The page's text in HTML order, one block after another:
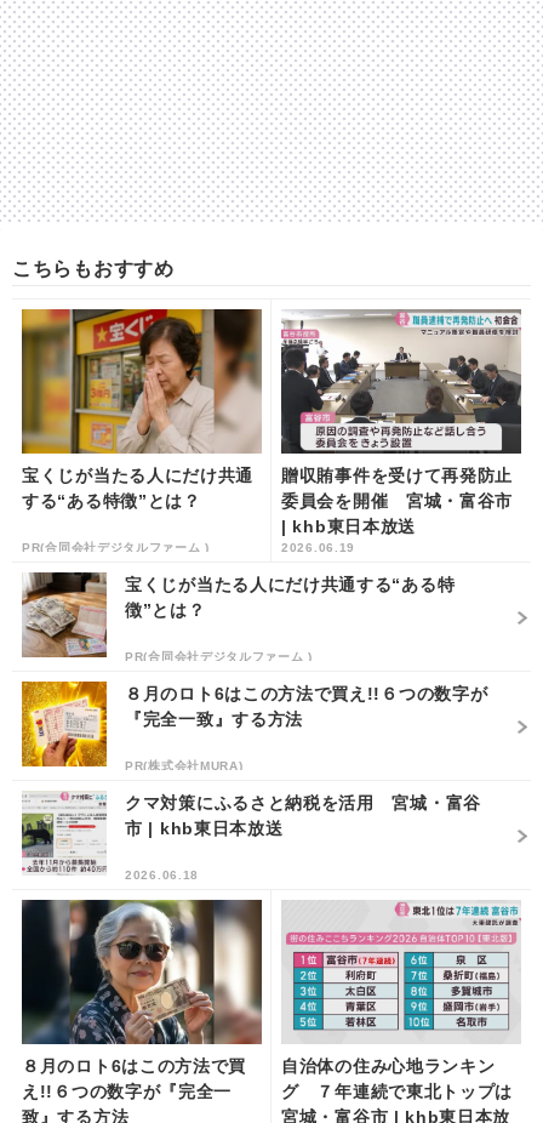
こちらもおすすめ
宝くじが当たる人にだけ共通
する“ある特徴”とは？
PR(合同会社デジタルファーム )
贈収賄事件を受けて再発防止
委員会を開催 宮城・富谷市
| khb東日本放送
2026.06.19
宝くじが当たる人にだけ共通する“ある特
徴”とは？
PR(合同会社デジタルファーム )
８月のロト6はこの方法で買え!!６つの数字が
『完全一致』する方法
PR(株式会社MURA)
クマ対策にふるさと納税を活用 宮城・富谷
市 | khb東日本放送
2026.06.18
８月のロト6はこの方法で買
え!!６つの数字が『完全一
致』する方法
自治体の住み心地ランキン
グ ７年連続で東北トップは
宮城・富谷市 | khb東日本放